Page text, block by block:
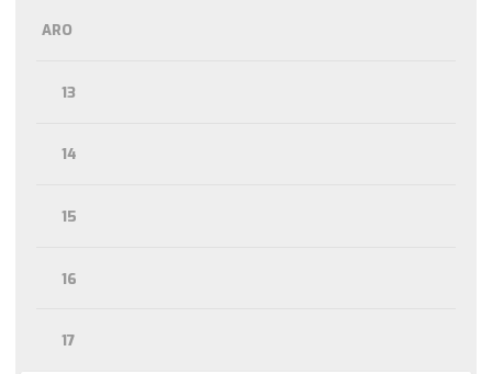
ARO
13
14
15
16
17